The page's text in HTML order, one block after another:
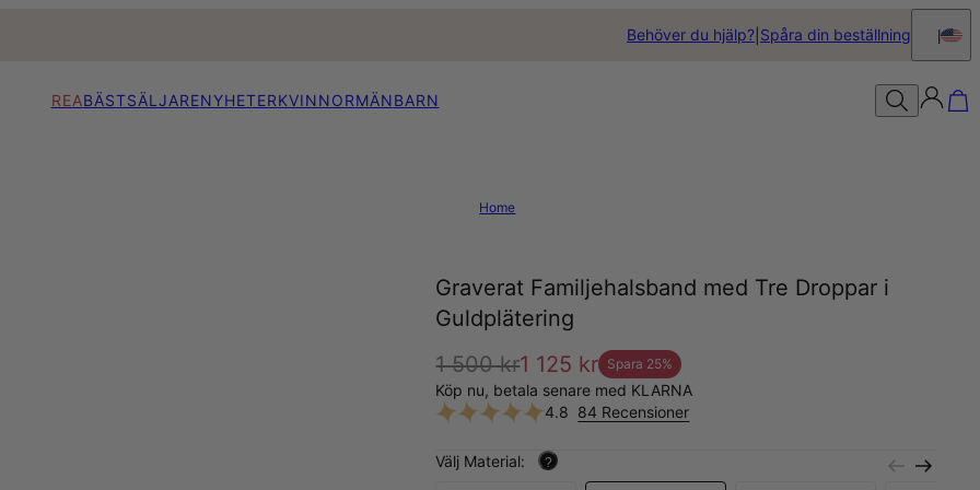
Behöver du hjälp? Spåra din beställning
REABÄSTSÄLJARENYHETERKVINNORMÄNBARN
Home
Graverat Familjehalsband med Tre Droppar i
Guldplätering
1 500 kr1 125 kr Spara 25%
Köp nu, betala senare med KLARNA
4.8 84 Recensioner
Välj Material: ?